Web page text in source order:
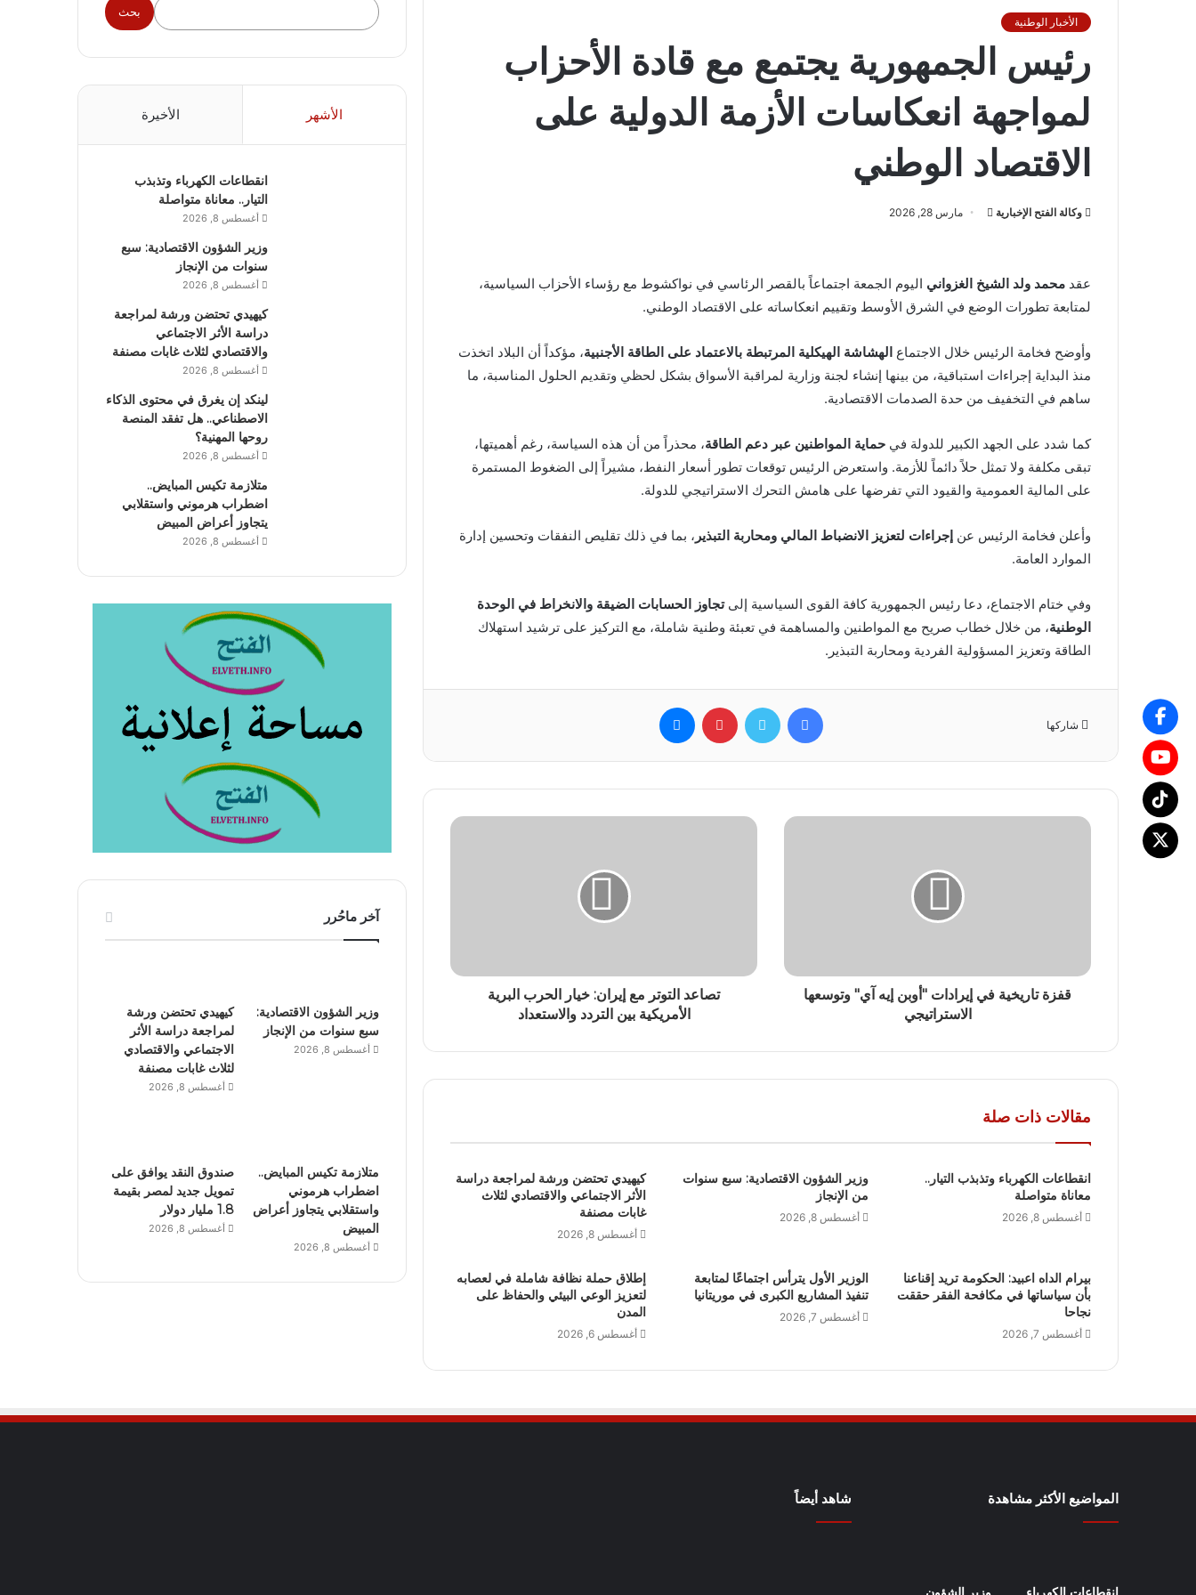
الأخبار الوطنية
رئيس الجمهورية يجتمع مع قادة الأحزاب
لمواجهة انعكاسات الأزمة الدولية على
الاقتصاد الوطني
وكالة الفتح الإخبارية
أرسل مارس 28, 2026
عقد محمد ولد الشيخ الغزواني اليوم الجمعة اجتماعاً بالقصر الرئاسي في نواكشوط مع رؤساء الأحزاب السياسية،
لمتابعة تطورات الوضع في الشرق الأوسط وتقييم انعكاساته على الاقتصاد الوطني.
وأوضح فخامة الرئيس خلال الاجتماع الهشاشة الهيكلية المرتبطة بالاعتماد على الطاقة الأجنبية، مؤكداً أن البلاد اتخذت
منذ البداية إجراءات استباقية، من بينها إنشاء لجنة وزارية لمراقبة الأسواق بشكل لحظي وتقديم الحلول المناسبة، ما
ساهم في التخفيف من حدة الصدمات الاقتصادية.
كما شدد على الجهد الكبير للدولة في حماية المواطنين عبر دعم الطاقة، محذراً من أن هذه السياسة، رغم أهميتها،
تبقى مكلفة ولا تمثل حلاً دائماً للأزمة. واستعرض الرئيس توقعات تطور أسعار النفط، مشيراً إلى الضغوط المستمرة
على المالية العمومية والقيود التي تفرضها على هامش التحرك الاستراتيجي للدولة.
وأعلن فخامة الرئيس عن إجراءات لتعزيز الانضباط المالي ومحاربة التبذير ، بما في ذلك تقليص النفقات وتحسين إدارة
الموارد العامة.
وفي ختام الاجتماع، دعا رئيس الجمهورية كافة القوى السياسية إلىتجاوز الحسابات الضيقة والانخراط في الوحدة
الوطنية، من خلال خطاب صريح مع المواطنين والمساهمة في تعبئة وطنية شاملة، مع التركيز على ترشيد استهلاك
الطاقة وتعزيز المسؤولية الفردية ومحاربة التبذير.
شاركها
فيسبوك تويتر بينتيريست
قفزة تاريخية في إيرادات "أوبن إيه آي" وتوسعها
الاستراتيجي
تصاعد التوتر مع إيران: خيار الحرب البرية
الأمريكية بين التردد والاستعداد
مقالات ذات صلة
انقطاعات الكهرباء وتذبذب التيار..
معاناة متواصلة
أغسطس 8, 2026
وزير الشؤون الاقتصادية: سبع سنوات
من الإنجاز
أغسطس 8, 2026
كيهيدي تحتضن ورشة لمراجعة دراسة
الأثر الاجتماعي والاقتصادي لثلاث
غابات مصنفة
أغسطس 8, 2026
بيرام الداه اعبيد: الحكومة تريد إقناعنا
بأن سياساتها في مكافحة الفقر حققت
نجاحا
أغسطس 7, 2026
الوزير الأول يترأس اجتماعًا لمتابعة
تنفيذ المشاريع الكبرى في موريتانيا
أغسطس 7, 2026
إطلاق حملة نظافة شاملة في لعصابه
لتعزيز الوعي البيئي والحفاظ على
المدن
أغسطس 6, 2026
بحث
الأشهر الأخيرة
انقطاعات الكهرباء وتذبذب
التيار.. معاناة متواصلة
أغسطس 8, 2026
وزير الشؤون الاقتصادية: سبع
سنوات من الإنجاز
أغسطس 8, 2026
كيهيدي تحتضن ورشة لمراجعة
دراسة الأثر الاجتماعي
والاقتصادي لثلاث غابات مصنفة
أغسطس 8, 2026
لينكد إن يغرق في محتوى الذكاء
الاصطناعي.. هل تفقد المنصة
روحها المهنية؟
أغسطس 8, 2026
متلازمة تكيس المبايض..
اضطراب هرموني واستقلابي
يتجاوز أعراض المبيض
أغسطس 8, 2026
آخر ماحُرر
وزير الشؤون الاقتصادية:
سبع سنوات من الإنجاز
أغسطس 8, 2026
كيهيدي تحتضن ورشة
لمراجعة دراسة الأثر
الاجتماعي والاقتصادي
لثلاث غابات مصنفة
أغسطس 8, 2026
متلازمة تكيس المبايض..
اضطراب هرموني
واستقلابي يتجاوز أعراض
المبيض
أغسطس 8, 2026
صندوق النقد يوافق على
تمويل جديد لمصر بقيمة
1.8 مليار دولار
أغسطس 8, 2026
المواضيع الأكثر مشاهدة شاهد أيضاً